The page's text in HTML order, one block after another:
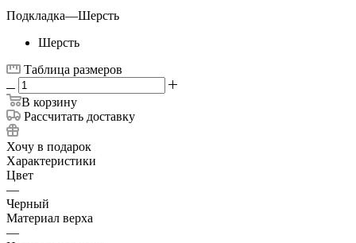
Подкладка—Шерсть
Шерсть
Таблица размеров
В корзину
Рассчитать доставку
Хочу в подарок
Характеристики
Цвет
—
Черный
Материал верха
—